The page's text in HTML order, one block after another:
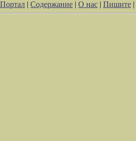
Портал | Содержание | О нас | Пишите |